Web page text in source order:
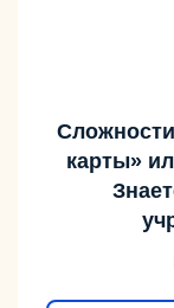
карты»